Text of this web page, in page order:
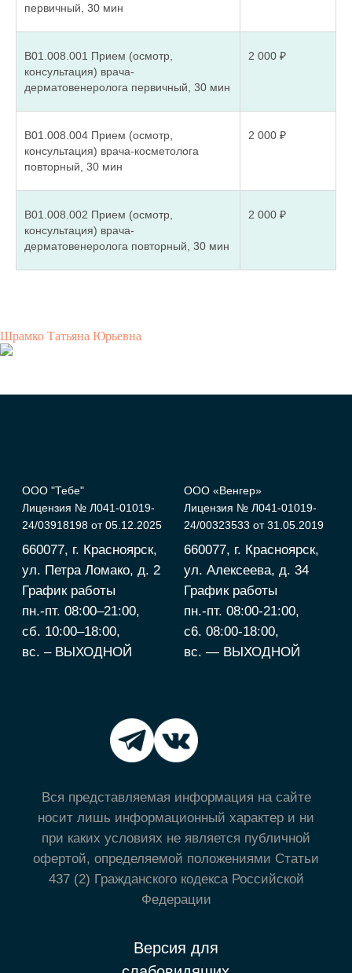
первичный, 30 мин
В01.008.001 Прием (осмотр,
консультация) врача-
дерматовенеролога первичный, 30 мин
2 000 ₽
В01.008.004 Прием (осмотр,
консультация) врача-косметолога
повторный, 30 мин
2 000 ₽
В01.008.002 Прием (осмотр,
консультация) врача-
дерматовенеролога повторный, 30 мин
2 000 ₽
Шрамко Татьяна Юрьевна